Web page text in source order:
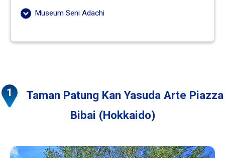
Museum Seni Adachi
Taman Patung Kan Yasuda Arte Piazza
Bibai (Hokkaido)